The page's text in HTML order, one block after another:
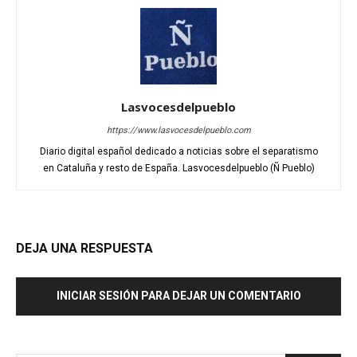
Lasvocesdelpueblo
https://www.lasvocesdelpueblo.com
Diario digital español dedicado a noticias sobre el separatismo
en Cataluña y resto de España. Lasvocesdelpueblo (Ñ Pueblo)
DEJA UNA RESPUESTA
INICIAR SESIÓN PARA DEJAR UN COMENTARIO